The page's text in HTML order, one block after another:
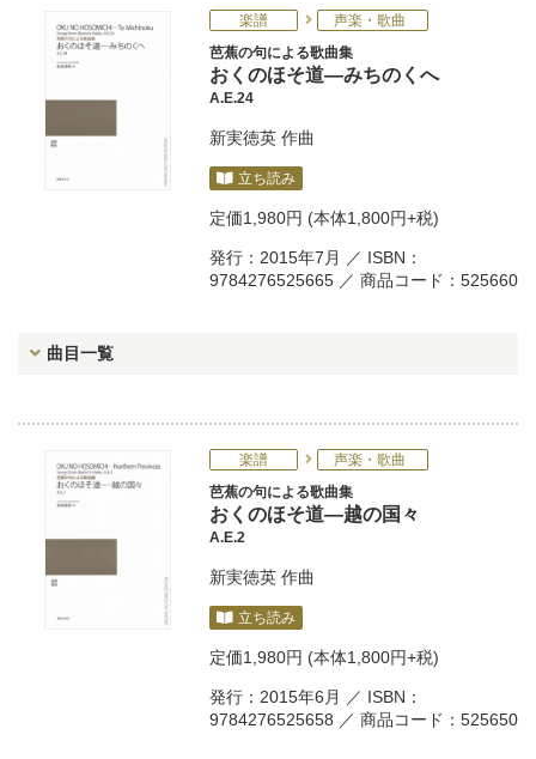
楽譜
声楽・歌曲
芭蕉の句による歌曲集
おくのほそ道―みちのくへ
A.E.24
新実徳英 作曲
立ち読み
定価1,980円 (本体1,800円+税)
発行：2015年7月 ／ ISBN：
9784276525665 ／ 商品コード：525660
曲目一覧
楽譜
声楽・歌曲
芭蕉の句による歌曲集
おくのほそ道―越の国々
A.E.2
新実徳英 作曲
立ち読み
定価1,980円 (本体1,800円+税)
発行：2015年6月 ／ ISBN：
9784276525658 ／ 商品コード：525650